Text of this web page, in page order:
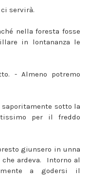
servirà.
nella foresta fosse
in lontananza le
- Almeno potremo
sotto la
per il freddo
giunsero in unna
ardeva. Intorno al
a godersi il